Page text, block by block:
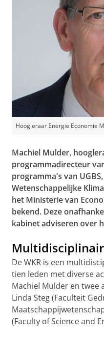
Hoogleraar Energie Economie
Machiel Mulder,
programmadirecteur
programma's van
Wetenschappelijke
het Ministerie van
bekend. Deze
kabinet adviseren over
De WKR is een
tien leden met diverse
Machiel Mulder en twee
Linda Steg (Faculteit
(Faculty of Science and